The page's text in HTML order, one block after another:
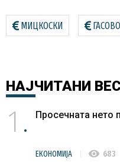
МИЦКОСКИ
НАЈЧИТАНИ
1 Просечната нето
ЕКОНОМИЈА visibility 683